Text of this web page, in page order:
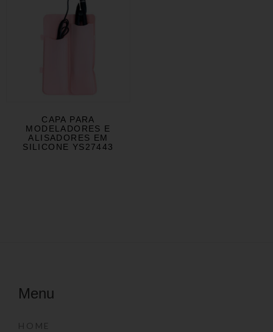
CAPA PARA
MODELADORES E
ALISADORES EM
SILICONE YS27443
Menu
HOME